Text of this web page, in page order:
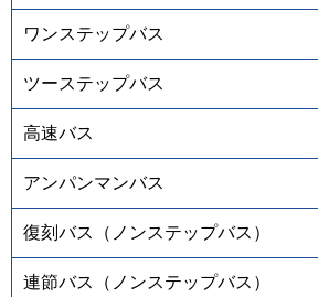
ワンステップバス
ツーステップバス
高速バス
アンパンマンバス
復刻バス（ノンステップバス）
連節バス（ノンステップバス）